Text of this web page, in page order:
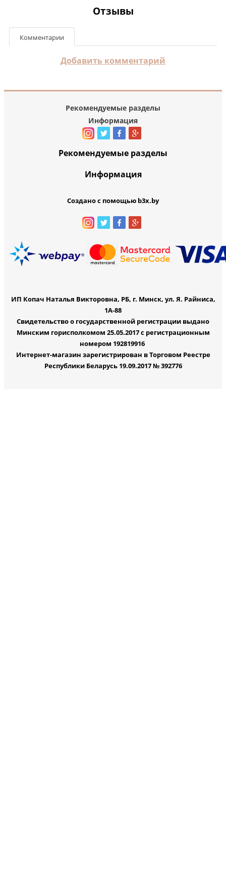
Отзывы
Комментарии
Добавить комментарий
Рекомендуемые разделы
Информация
Рекомендуемые разделы
Информация
Создано с помощью b3x.by
ИП Копач Наталья Викторовна, РБ, г. Минск, ул. Я. Райниса,
1А-88
Свидетельство о государственной регистрации выдано
Минским горисполкомом 25.05.2017 с регистрационным
номером 192819916
Интернет-магазин зарегистрирован в Торговом Реестре
Республики Беларусь 19.09.2017 № 392776